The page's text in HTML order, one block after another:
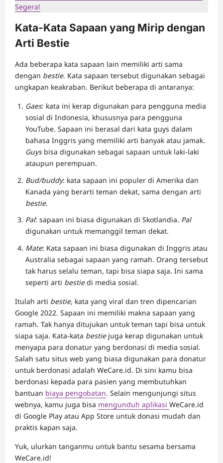
Segera!
Kata-Kata Sapaan yang Mirip dengan
Arti Bestie
Ada beberapa kata sapaan lain memiliki arti sama
dengan bestie. Kata sapaan tersebut digunakan sebagai
ungkapan keakraban. Berikut beberapa di antaranya:
Gaes: kata ini kerap digunakan para pengguna media
sosial di Indonesia, khususnya para pengguna
YouTube. Sapaan ini berasal dari kata guys dalam
bahasa Inggris yang memiliki arti banyak atau jamak.
Guysbisa digunakan sebagai sapaan untuk laki-laki
ataupun perempuan.
Bud/buddy: kata sapaan ini populer di Amerika dan
Kanada yang berarti teman dekat, sama dengan arti
bestie.
Pal: sapaan ini biasa digunakan di Skotlandia. Pal
digunakan untuk memanggil teman dekat.
Mate: Kata sapaan ini biasa digunakan di Inggris atau
Australia sebagai sapaan yang ramah. Orang tersebut
tak harus selalu teman, tapi bisa siapa saja. Ini sama
seperti arti bestiedi media sosial.
Itulah arti bestie, kata yang viral dan tren dipencarian
Google 2022. Sapaan ini memiliki makna sapaan yang
ramah. Tak hanya ditujukan untuk teman tapi bisa untuk
siapa saja. Kata-kata bestiejuga kerap digunakan untuk
menyapa para donatur yang berdonasi di media sosial.
Salah satu situs web yang biasa digunakan para donatur
untuk berdonasi adalah WeCare.id. Di sini kamu bisa
berdonasi kepada para pasien yang membutuhkan
bantuan biaya pengobatan. Selain mengunjungi situs
webnya, kamu juga bisa mengunduh aplikasi WeCare.id
di Google Play atau App Store untuk donasi mudah dan
praktis kapan saja.
Yuk, ulurkan tanganmu untuk bantu sesama bersama
WeCare.id!